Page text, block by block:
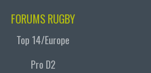
FORUMS RUGBY
Top 14/Europe
Pro D2